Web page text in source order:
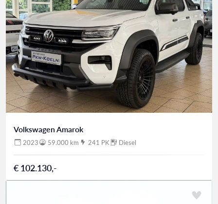
Volkswagen Amarok
2023 59.000 km 241 PK Diesel
€ 102.130,-